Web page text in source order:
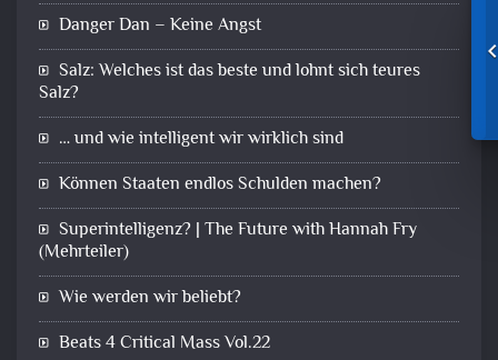
Danger Dan – Keine Angst
Salz: Welches ist das beste und lohnt sich teures
Salz?
… und wie intelligent wir wirklich sind
Können Staaten endlos Schulden machen?
Superintelligenz? | The Future with Hannah Fry
(Mehrteiler)
Wie werden wir beliebt?
Beats 4 Critical Mass Vol.22